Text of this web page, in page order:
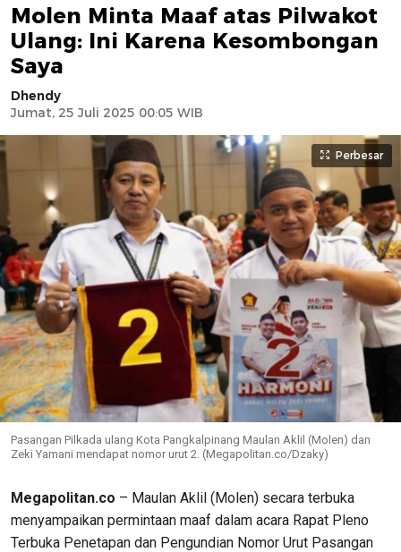
Molen Minta Maaf atas Pilwakot
Ulang: Ini Karena Kesombongan
Saya
Dhendy
Jumat, 25 Juli 2025 00:05 WIB
Perbesar
Pasangan Pilkada ulang Kota Pangkalpinang Maulan Aklil (Molen) dan
Zeki Yamani mendapat nomor urut 2. (Megapolitan.co/Dzaky)
Megapolitan.co – Maulan Aklil (Molen) secara terbuka
menyampaikan permintaan maaf dalam acara Rapat Pleno
Terbuka Penetapan dan Pengundian Nomor Urut Pasangan